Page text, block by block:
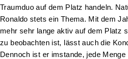
Traumduo auf dem Platz handeln.
Ronaldo stets ein Thema. Mit dem
mehr sehr lange aktiv auf dem Platz
zu beobachten ist, lässt auch die
Dennoch ist er imstande, jede